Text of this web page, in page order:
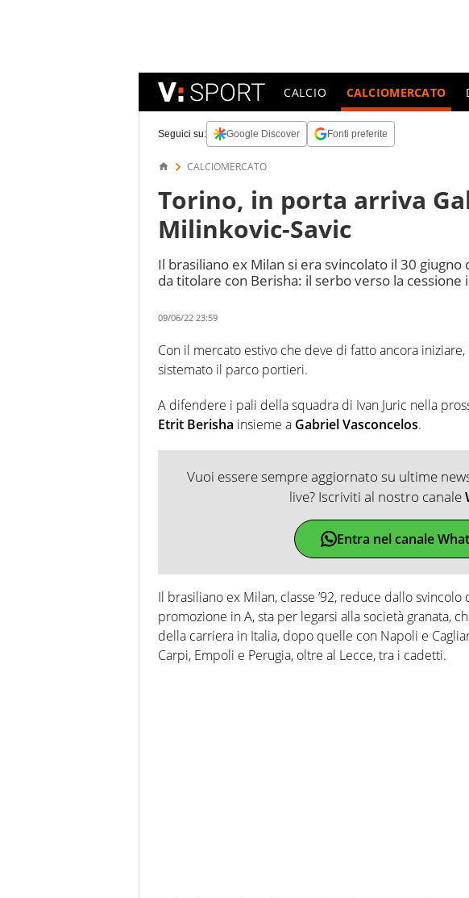
CALCIO CALCIOMERCATO
Seguici su: Google Discover Fonti preferite
CALCIOMERCATO
Torino, in porta arriva
Milinkovic-Savic
Il brasiliano ex Milan si era svincolato il 30 giugno
da titolare con Berisha: il serbo verso la cessione
09/06/22 23:59
Con il mercato estivo che deve di fatto ancora iniziare,
sistemato il parco portieri.
A difendere i pali della squadra di Ivan Juric nella
Etrit Berisha insieme a Gabriel Vasconcelos.
Vuoi essere sempre aggiornato su ultime
live? Iscriviti al nostro canale
Entra nel canale
Il brasiliano ex Milan, classe ’92, reduce dallo
promozione in A, sta per legarsi alla società granata,
della carriera in Italia, dopo quelle con Napoli e
Carpi, Empoli e Perugia, oltre al Lecce, tra i cadetti.